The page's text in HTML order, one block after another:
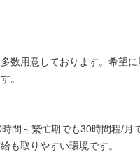
数用意しております。希望
。
間～繁忙期でも30時間程/月
も取りやすい環境です。